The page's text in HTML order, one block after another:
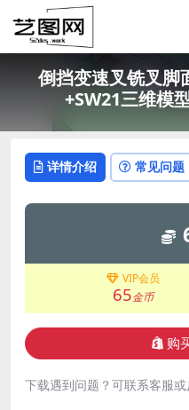
倒挡变速叉铣叉脚
+SW21三维模
详情介绍 常见问题
VIP会员
65金币
购
下载遇到问题？可联系客服